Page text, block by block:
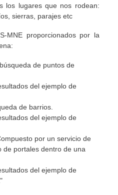
los lugares que nos rodean:
sierras, parajes etc
MNE proporcionados por la
de puntos de
del ejemplo de
de barrios.
del ejemplo de
por un servicio de
de portales dentro de una
del ejemplo de